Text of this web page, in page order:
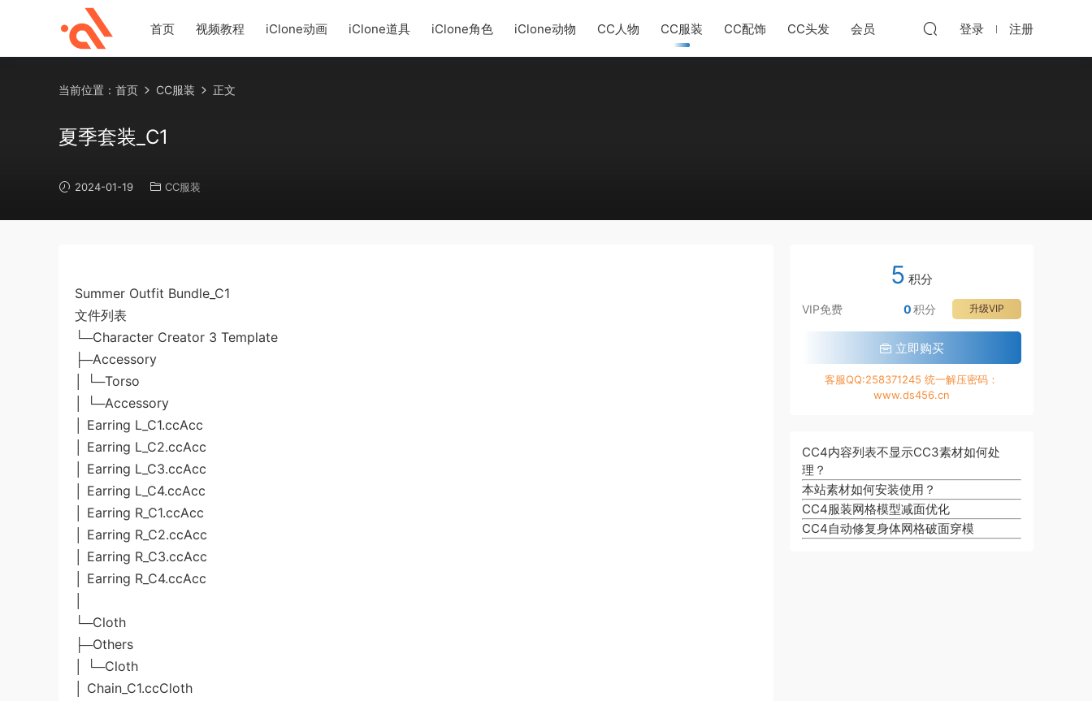
首页 视频教程 iClone动画 iClone道具 iClone角色 iClone动物 CC人物 CC服装 CC配饰 CC头发 会员 登录 注册
当前位置： 首页 CC服装 正文
夏季套装_C1
2024-01-19 CC服装
Summer Outfit Bundle_C1
文件列表
└─Character Creator 3 Template
├─Accessory
│ └─Torso
│ └─Accessory
│ Earring L_C1.ccAcc
│ Earring L_C2.ccAcc
│ Earring L_C3.ccAcc
│ Earring L_C4.ccAcc
│ Earring R_C1.ccAcc
│ Earring R_C2.ccAcc
│ Earring R_C3.ccAcc
│ Earring R_C4.ccAcc
└─Cloth
├─Others
│ └─Cloth
│ Chain_C1.ccCloth
5 积分
VIP免费 升级VIP
0积分
立即购买
客服QQ:258371245 统一解压密码：
www.ds456.cn
CC4内容列表不显示CC3素材如何处
理？
本站素材如何安装使用？
CC4服装网格模型减面优化
CC4自动修复身体网格破面穿模